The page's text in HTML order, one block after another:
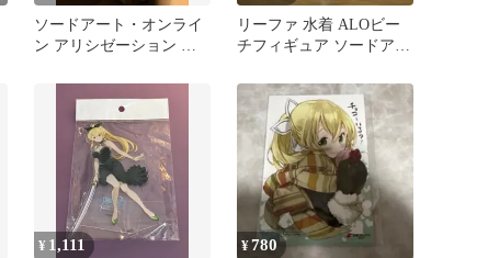
ソードアート・オンライ
ン アリシゼーション 地
リーファ 水着 ALOビー
チフィギュア ソードアー
¥ 1,111 ¥780